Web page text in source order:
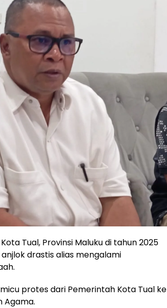
Tual, Provinsi Maluku di tahun 2025
drastis alias mengalami
protes dari Pemerintah Kota Tual ke
Agama.